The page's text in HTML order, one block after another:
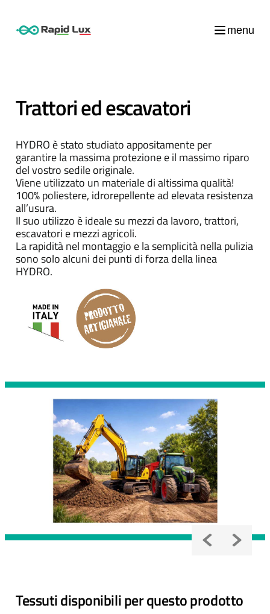
menu
Trattori ed escavatori
HYDRO è stato studiato appositamente per
garantire la massima protezione e il massimo riparo
del vostro sedile originale.
Viene utilizzato un materiale di altissima qualità!
100% poliestere, idrorepellente ad elevata resistenza
all’usura.
Il suo utilizzo è ideale su mezzi da lavoro, trattori,
escavatori e mezzi agricoli.
La rapidità nel montaggio e la semplicità nella pulizia
sono solo alcuni dei punti di forza della linea
HYDRO.
Tessuti disponibili per questo prodotto